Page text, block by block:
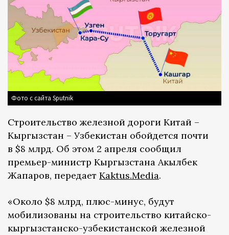
Фото с сайта Sputnik
Строительство железной дороги Китай –
Кыргызстан – Узбекистан обойдется почти
в $8 млрд. Об этом 2 апреля сообщил
премьер-министр Кыргызстана Акылбек
Жапаров, передает Кaktus.Media.
«Около $8 млрд, плюс-минус, будут
мобилизованы на строительство китайско-
кыргызстанско-узбекистанской железной